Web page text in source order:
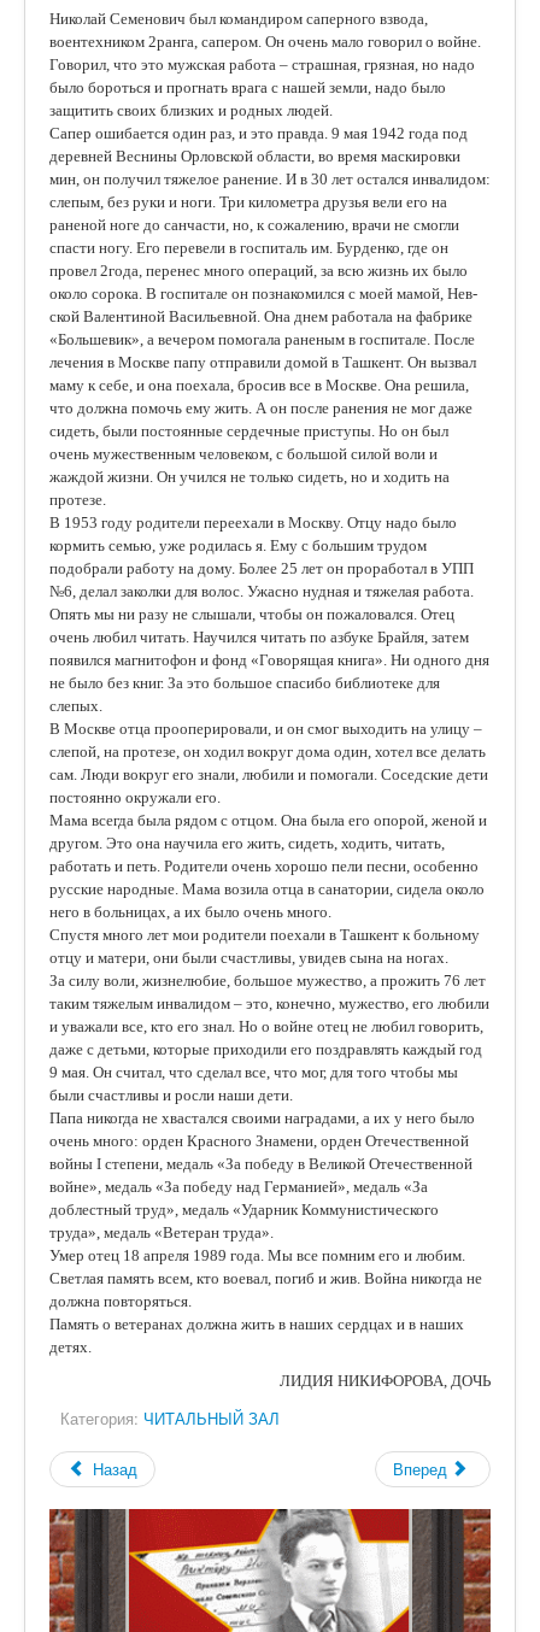
Николай Семенович был командиром саперного взвода,
воентехником 2ранга, сапером. Он очень мало говорил о войне.
Говорил, что это мужская работа – страшная, грязная, но надо
было бороться и прогнать врага с нашей земли, надо было
защитить своих близких и родных людей.
Сапер ошибается один раз, и это правда. 9 мая 1942 года под
деревней Веснины Орловской области, во время маскировки
мин, он получил тяжелое ранение. И в 30 лет остался инвалидом:
слепым, без руки и ноги. Три километра друзья вели его на
раненой ноге до санчасти, но, к сожалению, врачи не смогли
спасти ногу. Его перевели в госпиталь им. Бурденко, где он
провел 2года, перенес много операций, за всю жизнь их было
около сорока. В госпитале он познакомился с моей мамой, Нев­
ской Валентиной Васильевной. Она днем работала на фабрике
«Большевик», а вечером помогала раненым в госпитале. После
лечения в Москве папу отправили домой в Ташкент. Он вызвал
маму к себе, и она поехала, бросив все в Москве. Она решила,
что должна помочь ему жить. А он после ранения не мог даже
сидеть, были постоянные сердечные приступы. Но он был
очень мужественным человеком, с большой силой воли и
жаждой жизни. Он учился не только сидеть, но и ходить на
протезе.
В 1953 году родители переехали в Москву. Отцу надо было
кормить семью, уже родилась я. Ему с большим трудом
подобрали работу на дому. Более 25 лет он проработал в УПП
№6, делал заколки для волос. Ужасно нудная и тяжелая работа.
Опять мы ни разу не слышали, чтобы он пожаловался. Отец
очень любил читать. Научился читать по азбуке Брайля, затем
появился магнитофон и фонд «Говорящая книга». Ни одного дня
не было без книг. За это большое спасибо библиотеке для
слепых.
В Москве отца прооперировали, и он смог выходить на улицу –
слепой, на протезе, он ходил вокруг дома один, хотел все делать
сам. Люди вокруг его знали, любили и помогали. Соседские дети
постоянно окружали его.
Мама всегда была рядом с отцом. Она была его опорой, женой и
другом. Это она научила его жить, сидеть, ходить, читать,
работать и петь. Родители очень хорошо пели песни, особенно
русские народные. Мама возила отца в санатории, сидела около
него в больницах, а их было очень много.
Спустя много лет мои родители поехали в Ташкент к больному
отцу и матери, они были счастливы, увидев сына на ногах.
За силу воли, жизнелюбие, большое мужество, а прожить 76 лет
таким тяжелым инвалидом – это, конечно, мужество, его любили
и уважали все, кто его знал. Но о войне отец не любил говорить,
даже с детьми, которые приходили его поздравлять каждый год
9 мая. Он считал, что сделал все, что мог, для того чтобы мы
были счастливы и росли наши дети.
Папа никогда не хвастался своими наградами, а их у него было
очень много: орден Красного Знамени, орден Отечественной
войны I степени, медаль «За победу в Великой Отечественной
войне», медаль «За победу над Германией», медаль «За
доблестный труд», медаль «Ударник Коммунистического
труда», медаль «Ветеран труда».
Умер отец 18 апреля 1989 года. Мы все помним его и любим.
Светлая память всем, кто воевал, погиб и жив. Война никогда не
должна повторяться.
Память о ветеранах должна жить в наших сердцах и в наших
детях.
ЛИДИЯ НИКИФОРОВА, ДОЧЬ
Категория: ЧИТАЛЬНЫЙ ЗАЛ
Назад Вперед